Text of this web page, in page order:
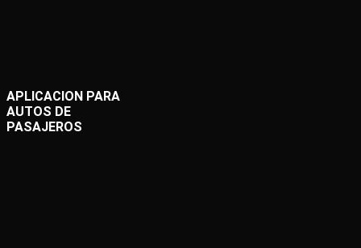
APLICACION PARA
AUTOS DE
PASAJEROS